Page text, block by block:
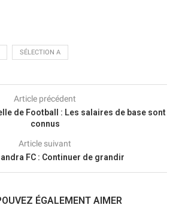
SÉLECTION A
Article précédent
de Football : Les salaires de base sont
connus
Article suivant
FC : Continuer de grandir
ÉGALEMENT AIMER